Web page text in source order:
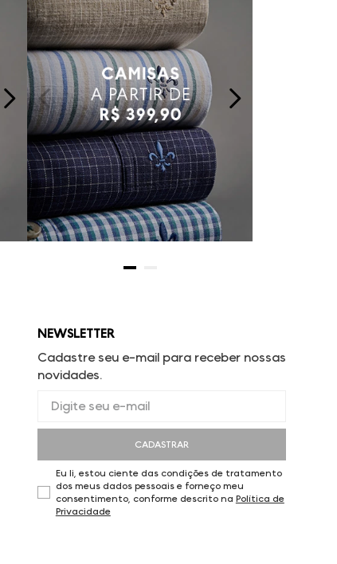
NEWSLETTER
Cadastre seu e-mail para receber nossas
novidades.
CADASTRAR
Eu li, estou ciente das condições de tratamento
dos meus dados pessoais e forneço meu
consentimento, conforme descrito na Política de
Privacidade